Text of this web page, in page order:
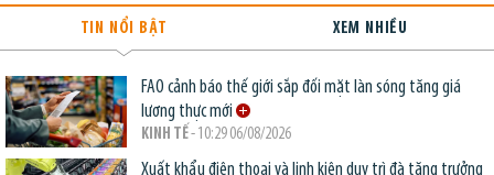
TIN NỔI BẬT XEM NHIỀU
FAO cảnh báo thế giới sắp đối mặt làn sóng tăng giá
lương thực mới
KINH TẾ- 10:29 06/08/2026
Xuất khẩu điện thoại và linh kiện duy trì đà tăng trưởng